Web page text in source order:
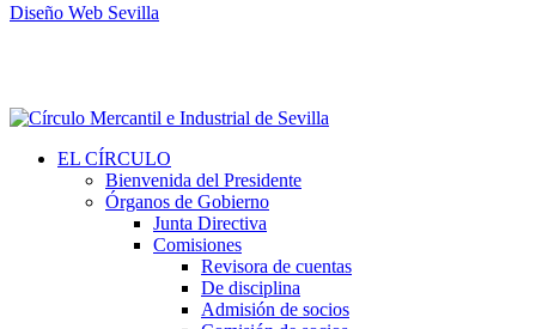
Diseño Web Sevilla
EL CÍRCULO
Bienvenida del Presidente
Órganos de Gobierno
Junta Directiva
Comisiones
Revisora de cuentas
De disciplina
Admisión de socios